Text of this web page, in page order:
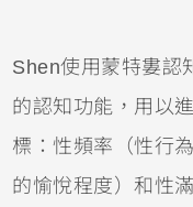
Shen使用蒙特婁認
的認知功能，用以
標：性頻率（性行
的愉悅程度）和性